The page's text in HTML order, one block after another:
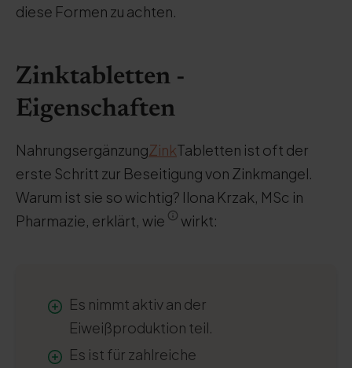
diese Formen zu achten.
Zinktabletten -
Eigenschaften
NahrungsergänzungZinkTabletten ist oft der
erste Schritt zur Beseitigung von Zinkmangel.
Warum ist sie so wichtig? Ilona Krzak, MSc in
Pharmazie, erklärt, wie
wirkt:
Es nimmt aktiv an der
Eiweißproduktion teil.
Es ist für zahlreiche